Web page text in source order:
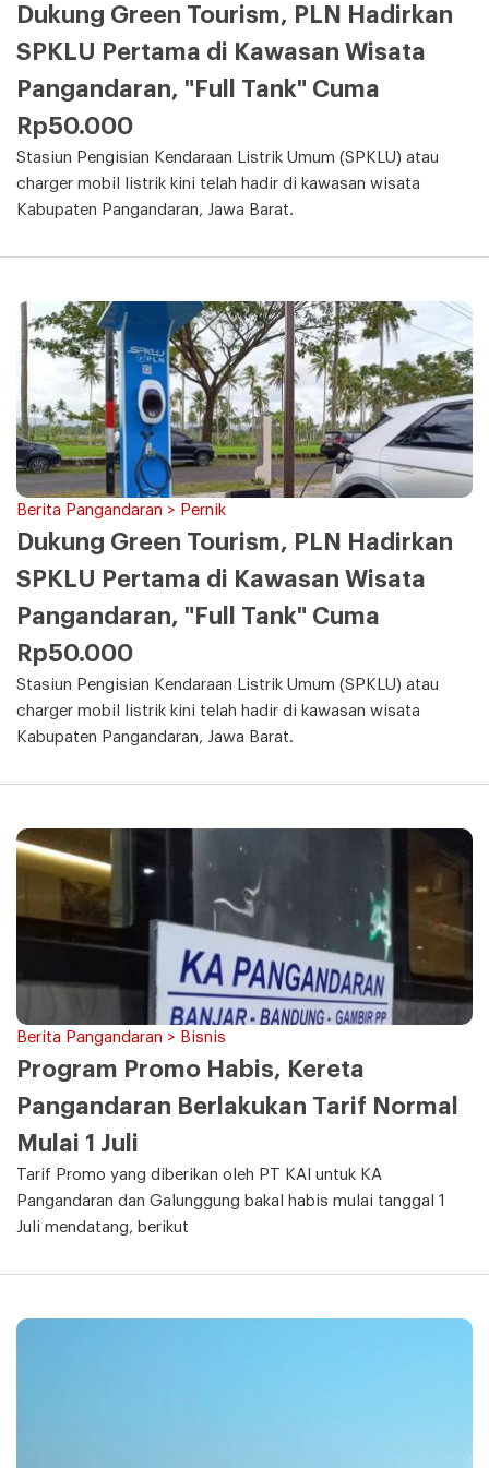
Dukung Green Tourism, PLN Hadirkan
SPKLU Pertama di Kawasan Wisata
Pangandaran, "Full Tank" Cuma
Rp50.000
Stasiun Pengisian Kendaraan Listrik Umum (SPKLU) atau
charger mobil listrik kini telah hadir di kawasan wisata
Kabupaten Pangandaran, Jawa Barat.
Berita Pangandaran > Pernik
Dukung Green Tourism, PLN Hadirkan
SPKLU Pertama di Kawasan Wisata
Pangandaran, "Full Tank" Cuma
Rp50.000
Stasiun Pengisian Kendaraan Listrik Umum (SPKLU) atau
charger mobil listrik kini telah hadir di kawasan wisata
Kabupaten Pangandaran, Jawa Barat.
Berita Pangandaran > Bisnis
Program Promo Habis, Kereta
Pangandaran Berlakukan Tarif Normal
Mulai 1 Juli
Tarif Promo yang diberikan oleh PT KAI untuk KA
Pangandaran dan Galunggung bakal habis mulai tanggal 1
Juli mendatang, berikut